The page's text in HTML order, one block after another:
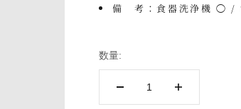
備 考：食器洗浄機 ◯ /
数量: